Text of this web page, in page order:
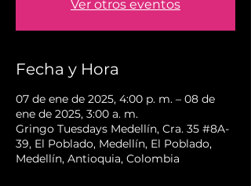
Ver otros eventos
Fecha y Hora
07 de ene de 2025, 4:00 p. m. – 08 de
ene de 2025, 3:00 a. m.
Gringo Tuesdays Medellín, Cra. 35 #8A-
39, El Poblado, Medellín, El Poblado,
Medellín, Antioquia, Colombia